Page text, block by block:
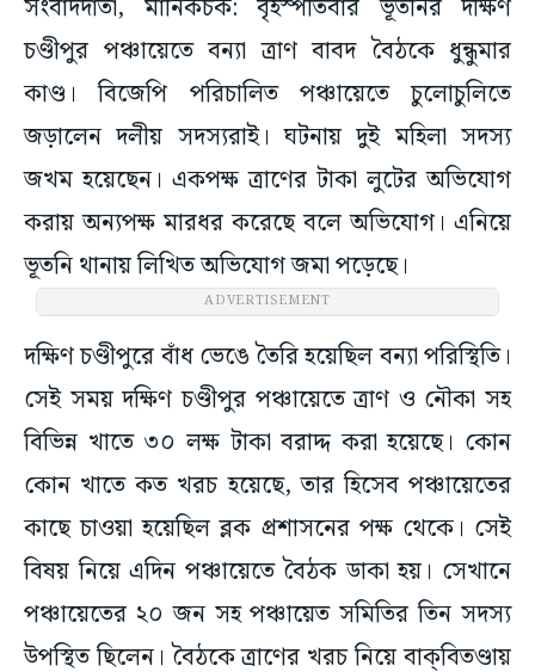
সংবাদদাতা, মানিকচক: বৃহস্পতিবার ভূতনির দক্ষিণ
চণ্ডীপুর পঞ্চায়েতে বন্যা ত্রাণ বাবদ বৈঠকে ধুন্ধুমার
কাণ্ড। বিজেপি পরিচালিত পঞ্চায়েতে চুলোচুলিতে
জড়ালেন দলীয় সদস্যরাই। ঘটনায় দুই মহিলা সদস্য
জখম হয়েছেন। একপক্ষ ত্রাণের টাকা লুটের অভিযোগ
করায় অন্যপক্ষ মারধর করেছে বলে অভিযোগ। এনিয়ে
ভূতনি থানায় লিখিত অভিযোগ জমা পড়েছে।
ADVERTISEMENT
দক্ষিণ চণ্ডীপুরে বাঁধ ভেঙে তৈরি হয়েছিল বন্যা পরিস্থিতি।
সেই সময় দক্ষিণ চণ্ডীপুর পঞ্চায়েতে ত্রাণ ও নৌকা সহ
বিভিন্ন খাতে ৩০ লক্ষ টাকা বরাদ্দ করা হয়েছে। কোন
কোন খাতে কত খরচ হয়েছে, তার হিসেব পঞ্চায়েতের
কাছে চাওয়া হয়েছিল ব্লক প্রশাসনের পক্ষ থেকে। সেই
বিষয় নিয়ে এদিন পঞ্চায়েতে বৈঠক ডাকা হয়। সেখানে
পঞ্চায়েতের ২০ জন সহ পঞ্চায়েত সমিতির তিন সদস্য
উপস্থিত ছিলেন। বৈঠকে ত্রাণের খরচ নিয়ে বাক্‌বিতণ্ডায়